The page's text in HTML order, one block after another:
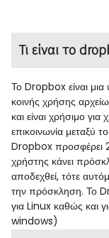
Blocks
Τι είναι το
Το Dropbox είναι
κοινής χρήσης
και είναι χρήσιμο
επικοινωνία μεταξύ
Dropbox προσφέρει
χρήστης κάνει
αποδεχθεί, τότε
την πρόσκληση. Το
για Linux καθώς και
windows)